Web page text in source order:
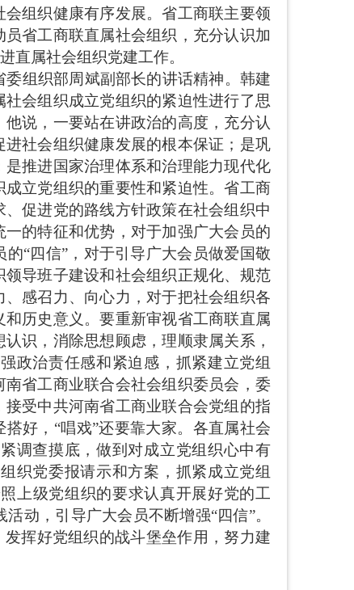
组织健康有序发展。省工商联主要领
省工商联直属社会组织，充分认识加
直属社会组织党建工作。
组织部周斌副部长的讲话精神。韩建
会组织成立党组织的紧迫性进行了思
说，一要站在讲政治的高度，充分认
社会组织健康发展的根本保证；是巩
推进国家治理体系和治理能力现代化
立党组织的重要性和紧迫性。省工商
促进党的路线方针政策在社会组织中
的特征和优势，对于加强广大会员的
的“四信”，对于引导广大会员做爱国敬
导班子建设和社会组织正规化、规范
感召力、向心力，对于把社会组织各
历史意义。要重新审视省工商联直属
识，消除思想顾虑，理顺隶属关系，
政治责任感和紧迫感，抓紧建立党组
省工商业联合会社会组织委员会，委
受中共河南省工商业联合会党组的指
好，“唱戏”还要靠大家。各直属社会
调查摸底，做到对成立党组织心中有
织党委报请示和方案，抓紧成立党组
上级党组织的要求认真开展好党的工
动，引导广大会员不断增强“四信”。
挥好党组织的战斗堡垒作用，努力建